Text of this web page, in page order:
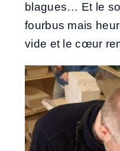
blagues… Et le
fourbus mais
vide et le cœur